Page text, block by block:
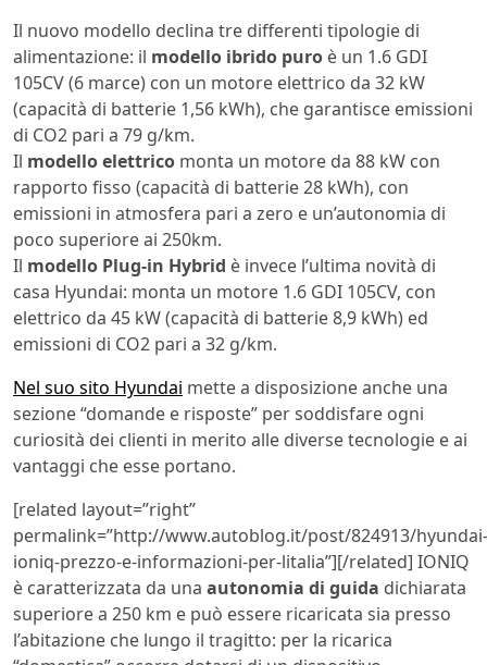
Il nuovo modello declina tre differenti tipologie di
alimentazione: il modello ibrido puro è un 1.6 GDI
105CV (6 marce) con un motore elettrico da 32 kW
(capacità di batterie 1,56 kWh), che garantisce emissioni
di CO2 pari a 79 g/km.
Il modello elettrico monta un motore da 88 kW con
rapporto fisso (capacità di batterie 28 kWh), con
emissioni in atmosfera pari a zero e un’autonomia di
poco superiore ai 250km.
Il modello Plug-in Hybrid è invece l’ultima novità di
casa Hyundai: monta un motore 1.6 GDI 105CV, con
elettrico da 45 kW (capacità di batterie 8,9 kWh) ed
emissioni di CO2 pari a 32 g/km.
Nel suo sito Hyundai mette a disposizione anche una
sezione “domande e risposte” per soddisfare ogni
curiosità dei clienti in merito alle diverse tecnologie e ai
vantaggi che esse portano.
[related layout=”right”
permalink=”http://www.autoblog.it/post/824913/hyundai-
ioniq-prezzo-e-informazioni-per-litalia”][/related] IONIQ
è caratterizzata da una autonomia di guida dichiarata
superiore a 250 km e può essere ricaricata sia presso
l’abitazione che lungo il tragitto: per la ricarica